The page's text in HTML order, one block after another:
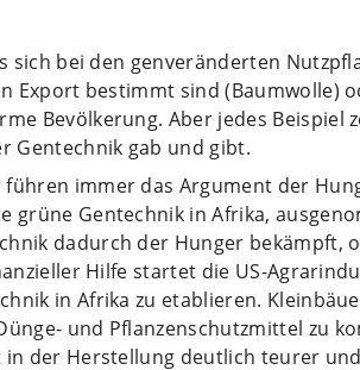
sich bei den genveränderten
Export bestimmt sind (Baumwolle)
Bevölkerung. Aber jedes Beispiel
Gentechnik gab und gibt.
immer das Argument der
grüne Gentechnik in Afrika,
dadurch der Hunger bekämpft,
Hilfe startet die US-
in Afrika zu etablieren.
und Pflanzenschutzmittel zu
in der Herstellung deutlich teurer